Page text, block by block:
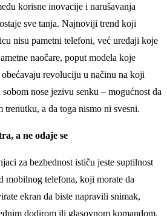
korisne inovacije i narušavanja
sve tanja. Najnoviji trend koji
nisu pametni telefoni, već uređaji koje
naočare, poput modela koje
revoluciju u načinu na koji
nose jezivu senku – mogućnost da
trenutku, a da toga nismo ni svesni.
a ne odaje se
za bezbednost ističu jeste suptilnost
mobilnog telefona, koji morate da
ekran da biste napravili snimak,
dodirom ili glasovnom komandom.